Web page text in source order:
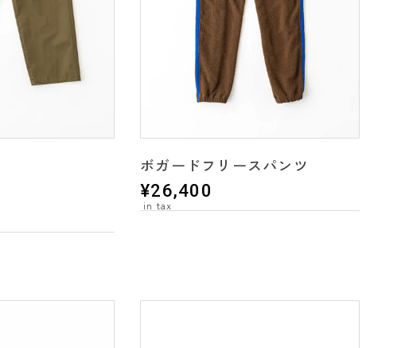
ボガードフリースパンツ
¥26,400